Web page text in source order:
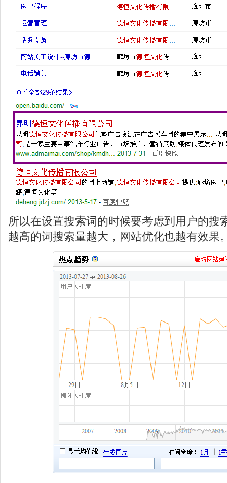
所以在设置搜索词的时候要考虑到用户的搜
越高的词搜索量越大，网站优化也越有效果